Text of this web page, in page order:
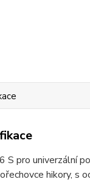
S pro univerzální
hikory, s